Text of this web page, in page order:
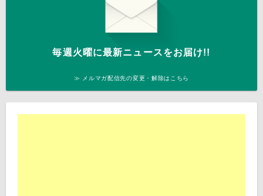
毎週火曜に最新ニュースをお届け!!
≫ メルマガ配信先の変更・解除はこちら